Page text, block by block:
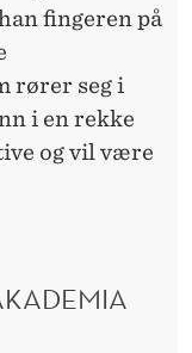
fingeren på
rører seg i
i en rekke
og vil være